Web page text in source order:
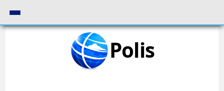
Polis